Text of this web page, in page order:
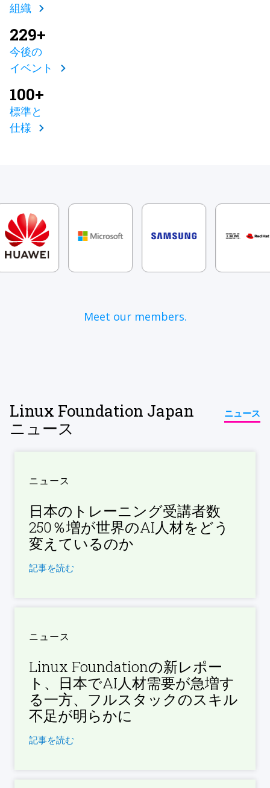
組織
229+
今後の
イベント
100+
標準と
仕様
Meet our members.
Linux Foundation Japan
ニュース
ニュース
ニュース
日本のトレーニング受講者数
250％増が世界のAI人材をどう
変えているのか
記事を読む
ニュース
Linux Foundationの新レポー
ト、日本でAI人材需要が急増す
る一方、フルスタックのスキル
不足が明らかに
記事を読む